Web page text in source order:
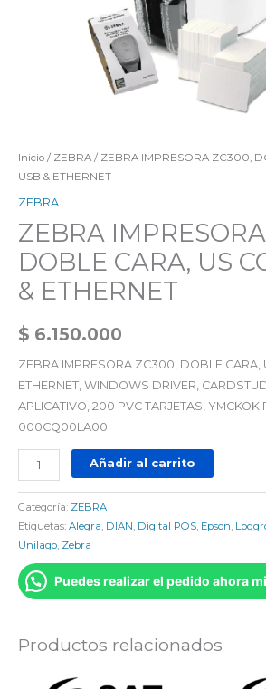
Inicio / ZEBRA / ZEBRA IMPRESORA ZC300,
USB & ETHERNET
ZEBRA
ZEBRA
DOBLE CARA, US
& ETHERNET
$ 6.150.000
ZEBRA IMPRESORA ZC300, DOBLE CARA,
ETHERNET, WINDOWS DRIVER,
APLICATIVO, 200 PVC TARJETAS,
000CQ00LA00
Añadir al carrito
Categoría: ZEBRA
Etiquetas: Alegra, DIAN, Digital POS, Epson,
Unilago, Zebra
Puedes realizar el pedido ahora
Productos relacionados